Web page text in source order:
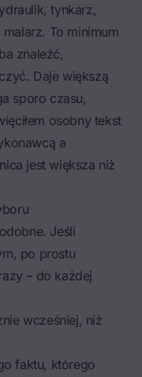
tynkarz,
To minimum
znaleźć,
Daje większą
sporo czasu,
osobny tekst
a
jest większa niż
Jeśli
po prostu
– do każdej
wcześniej, niż
faktu, którego